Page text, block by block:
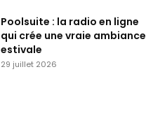
Poolsuite : la radio en ligne
qui crée une vraie ambiance
estivale
29 juillet 2026